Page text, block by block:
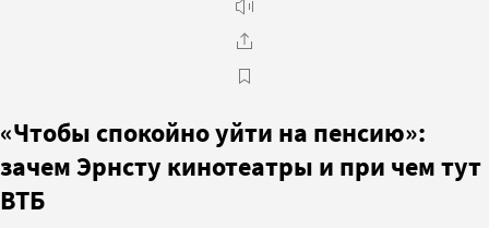
«Чтобы спокойно уйти на пенсию»:
зачем Эрнсту кинотеатры и при чем тут
ВТБ